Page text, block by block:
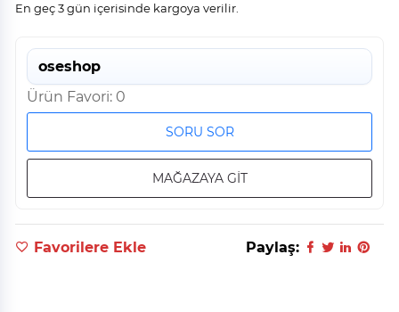
En geç 3 gün içerisinde kargoya verilir.
oseshop
Ürün Favori: 0
SORU SOR
MAĞAZAYA GİT
Favorilere Ekle Paylaş: